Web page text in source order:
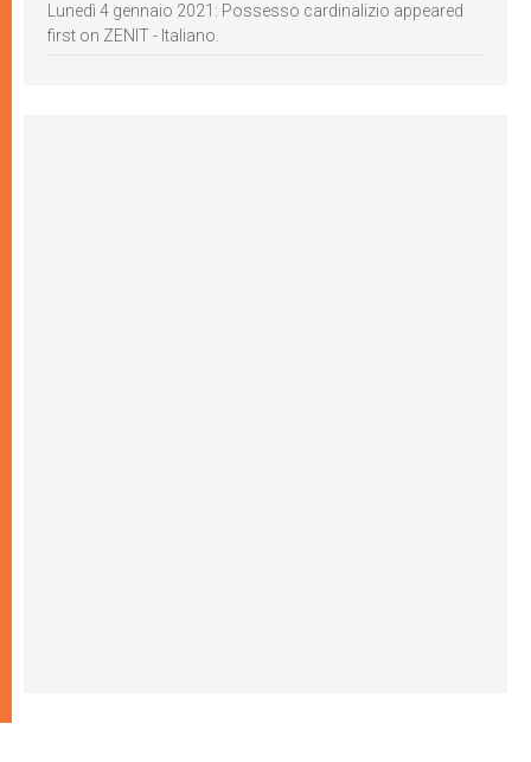
Lunedì 4 gennaio 2021: Possesso cardinalizio appeared
first on ZENIT - Italiano.